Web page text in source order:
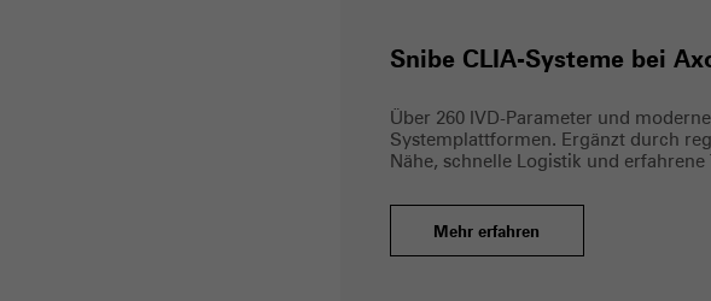
Snibe CLIA-Systeme bei
Über 260 IVD-Parameter und moderne
Systemplattformen. Ergänzt durch
Nähe, schnelle Logistik und erfahrene
Mehr erfahren